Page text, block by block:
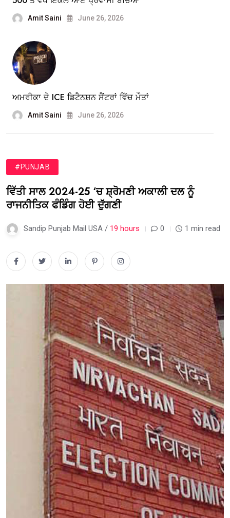
Amit Saini June 26, 2026
ਅਮਰੀਕਾ ਦੇ ICE ਡਿਟੈਨਸ਼ਨ ਸੈਂਟਰਾਂ ਵਿੱਚ ਮੌਤਾਂ
Amit Saini June 26, 2026
#PUNJAB
ਵਿੱਤੀ ਸਾਲ 2024-25 ‘ਚ ਸ਼੍ਰੋਮਣੀ ਅਕਾਲੀ ਦਲ ਨੂੰ
ਰਾਜਨੀਤਿਕ ਫੰਡਿੰਗ ਹੋਈ ਦੁੱਗਣੀ
Sandip Punjab Mail USA / 19 hours 0 1 min read